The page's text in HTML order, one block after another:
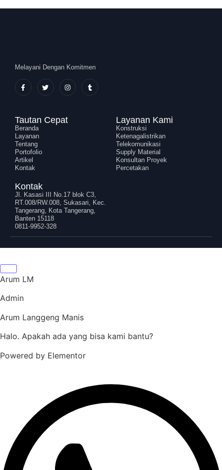
Melayani Dengan Komitmen
Tautan Cepat
Beranda
Layanan
Tentang
Portofolio
Artikel
Kontak
Layanan Kami
Konstruksi
Ketenagalistrikan
Telekomunikasi
Supply Material
Konsultan Proyek
Percetakan
Kontak
Jl. Kasasi III No.17 blok C3,
RT.008/RW.008, Sukasari, Kec.
Tangerang, Kota Tangerang,
Banten 15118
0811-9952-328
Arum LM
Admin
Arum Langgeng Manis
Halo. Apakah ada yang bisa kami bantu?
Powered by Elementor